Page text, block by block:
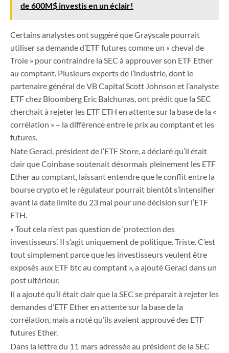
de 600M$ investis en un éclair!
Certains analystes ont suggéré que Grayscale pourrait
utiliser sa demande d’ETF futures comme un « cheval de
Troie » pour contraindre la SEC à approuver son ETF Ether
au comptant. Plusieurs experts de l’industrie, dont le
partenaire général de VB Capital Scott Johnson et l’analyste
ETF chez Bloomberg Eric Balchunas, ont prédit que la SEC
cherchait à rejeter les ETF ETH en attente sur la base de la «
corrélation » – la différence entre le prix au comptant et les
futures.
Nate Geraci, président de l’ETF Store, a déclaré qu’il était
clair que Coinbase soutenait désormais pleinement les ETF
Ether au comptant, laissant entendre que le conflit entre la
bourse crypto et le régulateur pourrait bientôt s’intensifier
avant la date limite du 23 mai pour une décision sur l’ETF
ETH.
« Tout cela n’est pas question de ‘protection des
investisseurs’. Il s’agit uniquement de politique. Triste. C’est
tout simplement parce que les investisseurs veulent être
exposés aux ETF btc au comptant », a ajouté Geraci dans un
post ultérieur.
Il a ajouté qu’il était clair que la SEC se préparait à rejeter les
demandes d’ETF Ether en attente sur la base de la
corrélation, mais a noté qu’ils avaient approuvé des ETF
futures Ether.
Dans la lettre du 11 mars adressée au président de la SEC